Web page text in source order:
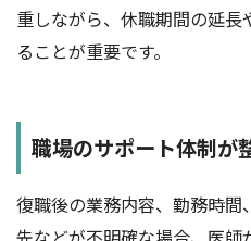
重しながら、休職期間の延
ることが重要です。
職場のサポート体制が
復職後の業務内容、勤務時